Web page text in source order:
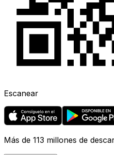
Escanear
Más de 113 millones de